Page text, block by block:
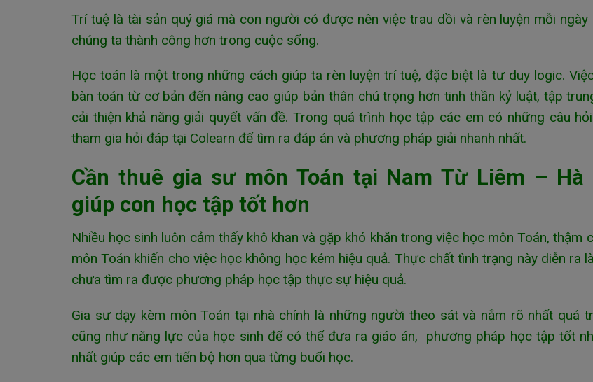
Trí tuệ là tài sản quý giá mà con người có được nên việc trau dồi và rèn luyện mỗi ngày
chúng ta thành công hơn trong cuộc sống.
Học toán là một trong những cách giúp ta rèn luyện trí tuệ, đặc biệt là tư duy logic.
bàn toán từ cơ bản đến nâng cao giúp bản thân chú trọng hơn tinh thần kỷ luật, tập
cải thiện khả năng giải quyết vấn đề. Trong quá trình học tập các em có những câu
tham gia hỏi đáp tại Colearn để tìm ra đáp án và phương pháp giải nhanh nhất.
Cần thuê gia sư môn Toán tại Nam Từ Liêm – Hà
giúp con học tập tốt hơn
Nhiều học sinh luôn cảm thấy khô khan và gặp khó khăn trong việc học môn Toán, thậm
môn Toán khiến cho việc học không học kém hiệu quả. Thực chất tình trạng này diễn ra
chưa tìm ra được phương pháp học tập thực sự hiệu quả.
Gia sư dạy kèm môn Toán tại nhà chính là những người theo sát và nắm rõ nhất quá
cũng như năng lực của học sinh để có thể đưa ra giáo án, phương pháp học tập tốt
nhất giúp các em tiến bộ hơn qua từng buổi học.